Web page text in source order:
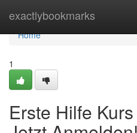
exactlybookmarks
Home
Home
1
Erste Hilfe